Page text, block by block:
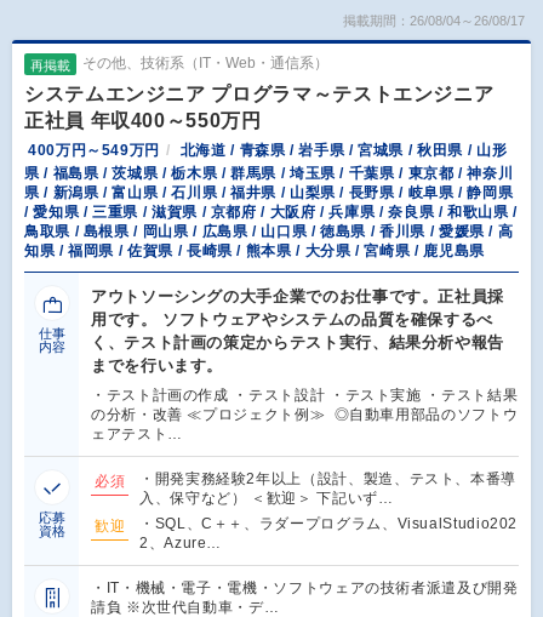
掲載期間：26/08/04～26/08/17
再掲載 その他、技術系（IT・Web・通信系）
システムエンジニア プログラマ～テストエンジニア
正社員 年収400～550万円
400万円～549万円
北海道 / 青森県 / 岩手県 / 宮城県 / 秋田県 / 山形
県 / 福島県 / 茨城県 / 栃木県 / 群馬県 / 埼玉県 / 千葉県 / 東京都 / 神奈川
県 / 新潟県 / 富山県 / 石川県 / 福井県 / 山梨県 / 長野県 / 岐阜県 / 静岡県
/ 愛知県 / 三重県 / 滋賀県 / 京都府 / 大阪府 / 兵庫県 / 奈良県 / 和歌山県 /
鳥取県 / 島根県 / 岡山県 / 広島県 / 山口県 / 徳島県 / 香川県 / 愛媛県 / 高
知県 / 福岡県 / 佐賀県 / 長崎県 / 熊本県 / 大分県 / 宮崎県 / 鹿児島県
仕事
内容
アウトソーシングの大手企業でのお仕事です。正社員採
用です。 ソフトウェアやシステムの品質を確保するべ
く、テスト計画の策定からテスト実行、結果分析や報告
までを行います。
・テスト計画の作成 ・テスト設計 ・テスト実施 ・テスト結果
の分析・改善 ≪プロジェクト例≫ ◎自動車用部品のソフトウ
ェアテスト…
応募
資格
必須
・開発実務経験2年以上（設計、製造、テスト、本番導
入、保守など） ＜歓迎＞ 下記いず…
歓迎
・SQL、C＋＋、ラダープログラム、VisualStudio202
2、Azure…
・IT・機械・電子・電機・ソフトウェアの技術者派遣及び開発
請負 ※次世代自動車・デ…